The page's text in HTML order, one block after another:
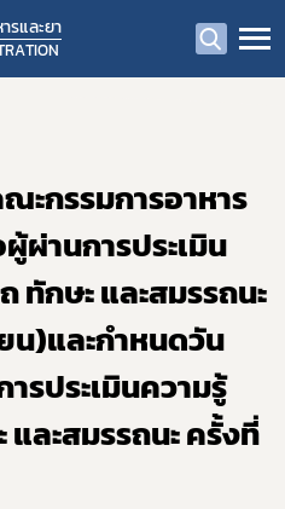
รและยา
ะกรรมการอาหาร
ผ่านการประเมิน
ทักษะ และสมรรถนะ
น)และกำหนดวัน
ารประเมินความรู้
ละสมรรถนะ ครั้งที่